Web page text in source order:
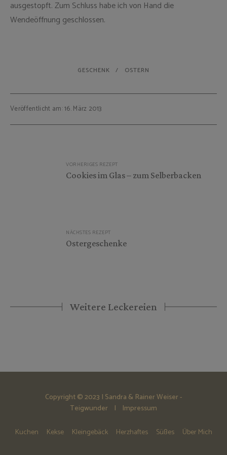
ausgestopft. Zum Schluss habe ich von Hand die
Wendeöffnung geschlossen.
GESCHENK OSTERN
Veröffentlicht am: 16. März 2013
VORHERIGES REZEPT
Cookies im Glas – zum Selberbacken
NÄCHSTES REZEPT
Ostergeschenke
Weitere Leckereien
Kuchen Kekse Kleingebäck Herzhaftes Süßes Über Mich
Copyright © 2023 | Sandra & Rainer Weiser -
Teigwunder | Impressum